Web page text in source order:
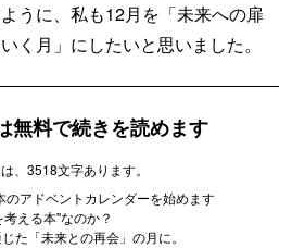
うに、私も12月を「未来への扉
く月」にしたいと思いました。
無料で続きを読めます
、3518文字あります。
のアドベントカレンダーを始めます
える本"なのか？
た「未来との再会」の月に。